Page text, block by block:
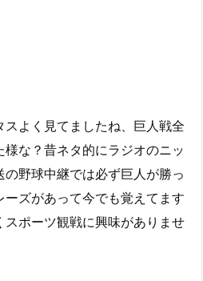
よく見てましたね、巨人戦全
な？昔ネタ的にラジオのニッ
野球中継では必ず巨人が勝っ
ズがあって今でも覚えてます
ポーツ観戦に興味がありませ